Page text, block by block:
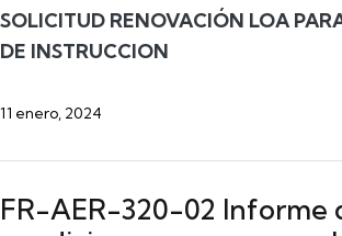
SOLICITUD RENOVACIÓN LOA
DE INSTRUCCION
11 enero, 2024
FR-AER-320-02 Informe